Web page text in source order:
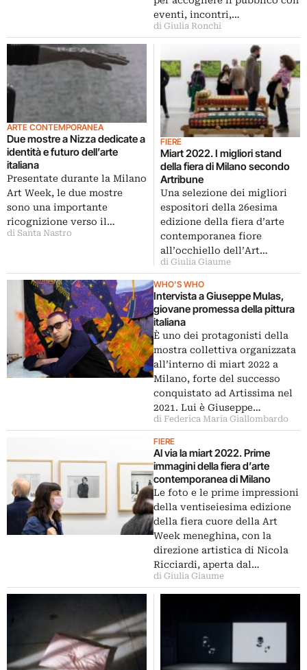
eventi, incontri,…
di Giulia Ronchi
ARTE CONTEMPORANEA
Due mostre a Nizza dedicate a
identità e futuro dell’arte
italiana
Presentate durante la Milano
Art Week, le due mostre
sono una importante
ricognizione verso il…
di Santa Nastro
FIERE
Miart 2022. I migliori stand
della fiera di Milano secondo
Artribune
Una selezione dei migliori
espositori della 26esima
edizione della fiera d’arte
contemporanea fiore
all’occhiello dell’Art…
di Giulia Giaume
WHO'S WHO
Intervista a Giuseppe Mulas,
giovane promessa della pittura
italiana
È uno dei protagonisti della
mostra collettiva organizzata
all’interno di miart 2022 a
Milano, forte del successo
conquistato ad Artissima nel
2021. Lui è Giuseppe…
di Federica Maria Giallombardo
FIERE
Al via la miart 2022. Prime
immagini della fiera d’arte
contemporanea di Milano
Le foto e le prime impressioni
della ventiseiesima edizione
della fiera cuore della Art
Week meneghina, con la
direzione artistica di Nicola
Ricciardi, aperta dal…
di Giulia Giaume